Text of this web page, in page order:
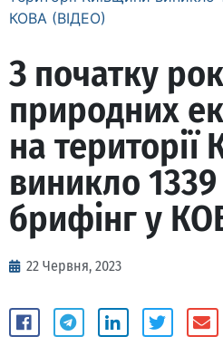
КОВА (ВІДЕО)
З початку
природних
на території
виникло
брифінг у
22 Червня, 2023